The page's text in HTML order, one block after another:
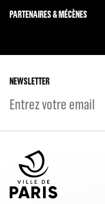
L'Équipe
Dossiers pédagogiques
PARTENAIRES & MÉCÈNES
NEWSLETTER